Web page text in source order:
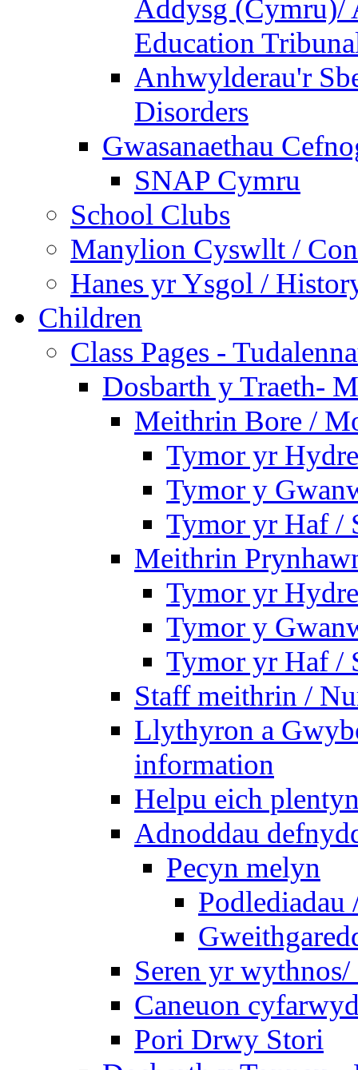
Addysg (Cymru)/
Education
Anhwylderau'r
Disorders
Gwasanaethau
SNAP Cymru
School Clubs
Manylion Cyswllt /
Hanes yr Ysgol /
Children
Class Pages -
Dosbarth y Traeth-
Meithrin Bore /
Tymor yr
Tymor y
Tymor yr Haf /
Meithrin
Tymor yr
Tymor y
Tymor yr Haf /
Staff meithrin /
Llythyron a
information
Helpu eich
Adnoddau
Pecyn melyn
Podlediadau
Seren yr
Caneuon
Pori Drwy Stori